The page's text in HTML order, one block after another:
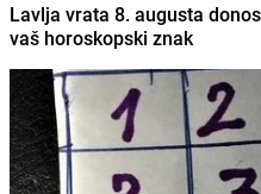
Lavlja vrata 8. augusta
vaš horoskopski znak